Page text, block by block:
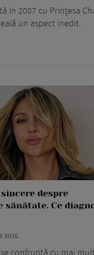
în 2007 cu Prințesa
un aspect inedit.
despre
sănătate. Ce
2026
confruntă cu mai